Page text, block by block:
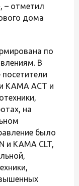
– отметил
дома
по
В
посетители
KAMA ACT и
на
было
и KAMA CLT,